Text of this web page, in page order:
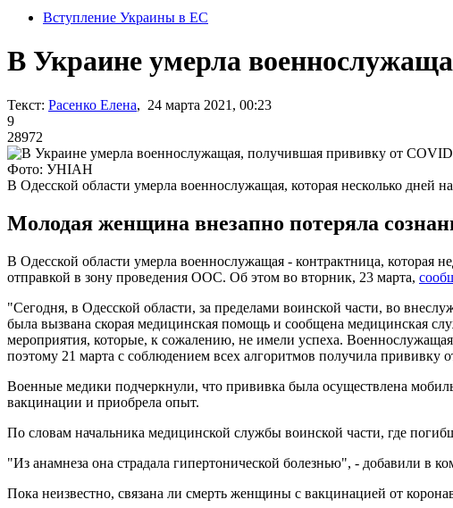
Вступление Украины в ЕС
В Украине умерла
Текст: Расенко Елена, 24 марта 2021, 00:23
9
28972
Фото: УНІАН
В Одесской области умерла военнослужащая, которая несколько дней
Молодая женщина внезапно потеряла
В Одесской области умерла военнослужащая - контрактница, которая
отправкой в зону проведения ООС. Об этом во вторник, 23 марта,
"Сегодня, в Одесской области, за пределами воинской части, во
была вызвана скорая медицинская помощь и сообщена медицинская
мероприятия, которые, к сожалению, не имели успеха.
поэтому 21 марта с соблюдением всех алгоритмов получила
Военные медики подчеркнули, что прививка была осуществлена
вакцинации и приобрела опыт.
По словам начальника медицинской службы воинской части, где
"Из анамнеза она страдала гипертонической болезнью", - добавили в
Пока неизвестно, связана ли смерть женщины с вакцинацией от